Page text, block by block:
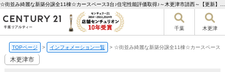
千葉 木更津
TOPページ > インフォメーション一覧 > ☆街並み綺麗な新築分譲全11棟☆カースペース3
木更津市